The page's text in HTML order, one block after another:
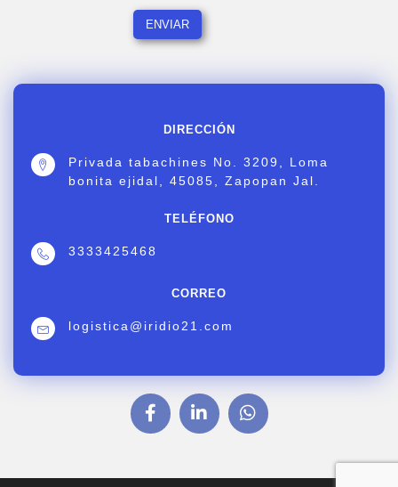
DIRECCIÓN
Privada tabachines No. 3209, Loma
bonita ejidal, 45085, Zapopan Jal.
TELÉFONO
3333425468
CORREO
logistica@iridio21.com